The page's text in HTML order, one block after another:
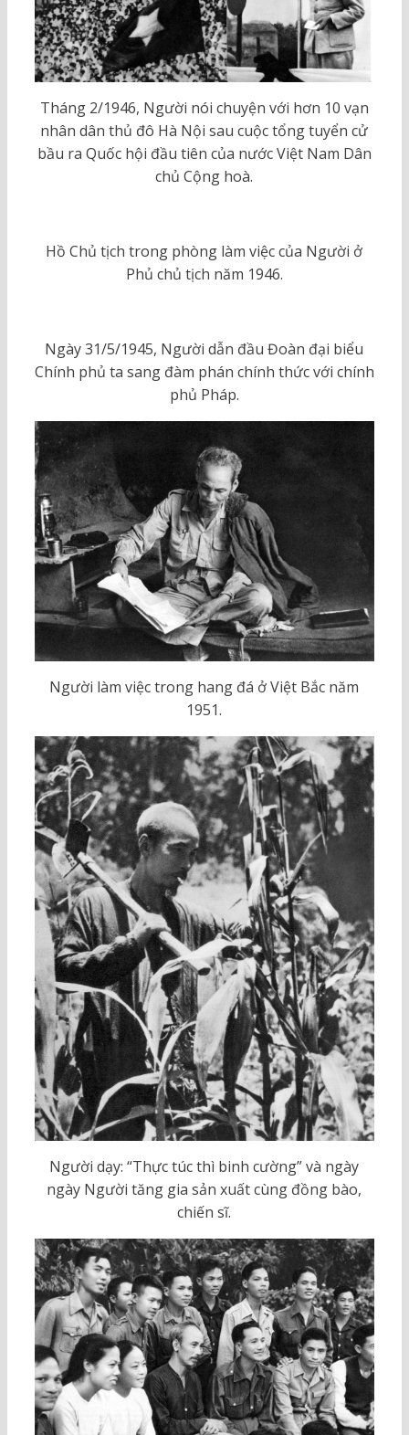
Tháng 2/1946, Người nói chuyện với hơn 10 vạn
nhân dân thủ đô Hà Nội sau cuộc tổng tuyển cử
bầu ra Quốc hội đầu tiên của nước Việt Nam Dân
chủ Cộng hoà.
Hồ Chủ tịch trong phòng làm việc của Người ở
Phủ chủ tịch năm 1946.
Ngày 31/5/1945, Người dẫn đầu Đoàn đại biểu
Chính phủ ta sang đàm phán chính thức với chính
phủ Pháp.
Người làm việc trong hang đá ở Việt Bắc năm
1951.
Người dạy: “Thực túc thì binh cường” và ngày
ngày Người tăng gia sản xuất cùng đồng bào,
chiến sĩ.